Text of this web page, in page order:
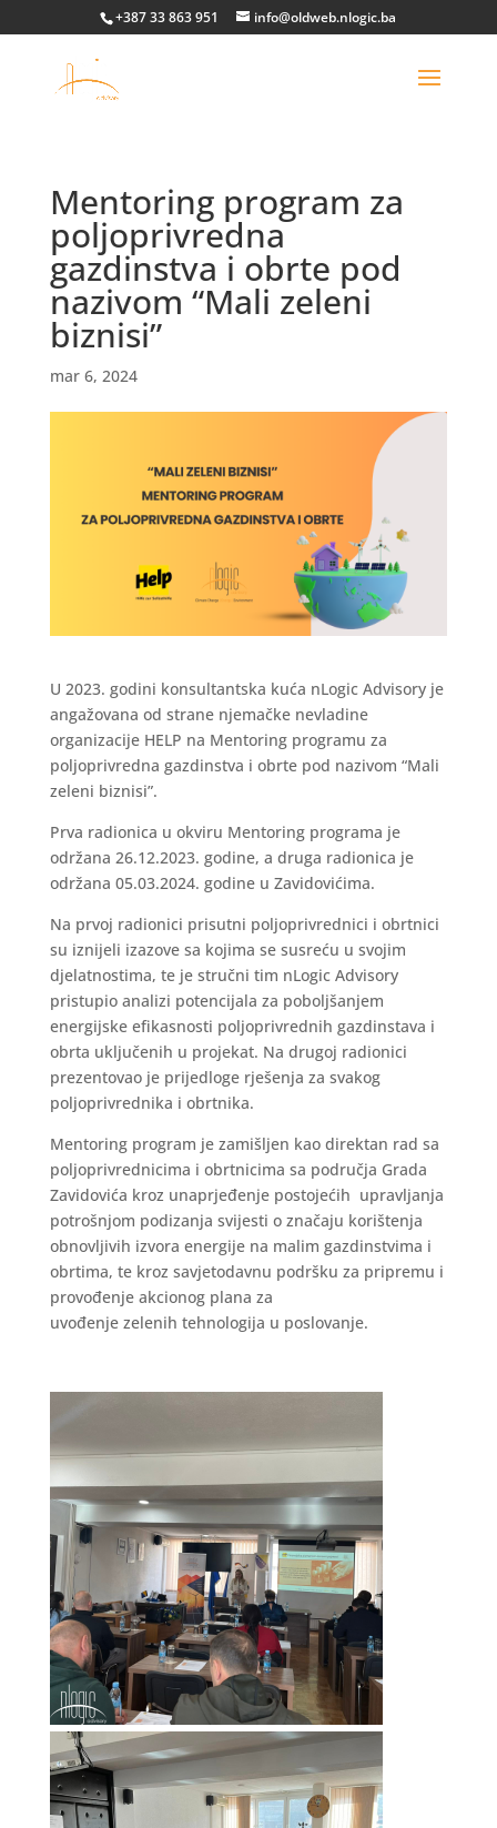
+387 33 863 951 info@oldweb.nlogic.ba
Mentoring program za
poljoprivredna
gazdinstva i obrte pod
nazivom “Mali zeleni
biznisi”
mar 6, 2024
U 2023. godini konsultantska kuća nLogic Advisory je
angažovana od strane njemačke nevladine
organizacije HELP na Mentoring programu za
poljoprivredna gazdinstva i obrte pod nazivom “Mali
zeleni biznisi”.
Prva radionica u okviru Mentoring programa je
održana 26.12.2023. godine, a druga radionica je
održana 05.03.2024. godine u Zavidovićima.
Na prvoj radionici prisutni poljoprivrednici i obrtnici
su iznijeli izazove sa kojima se susreću u svojim
djelatnostima, te je stručni tim nLogic Advisory
pristupio analizi potencijala za poboljšanjem
energijske efikasnosti poljoprivrednih gazdinstava i
obrta uključenih u projekat. Na drugoj radionici
prezentovao je prijedloge rješenja za svakog
poljoprivrednika i obrtnika.
Mentoring program je zamišljen kao direktan rad sa
poljoprivrednicima i obrtnicima sa područja Grada
Zavidovića kroz unaprjeđenje postojećih upravljanja
potrošnjom podizanja svijesti o značaju korištenja
obnovljivih izvora energije na malim gazdinstvima i
obrtima, te kroz savjetodavnu podršku za pripremu i
provođenje akcionog plana za
uvođenje zelenih tehnologija u poslovanje.